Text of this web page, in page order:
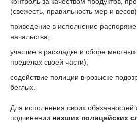
(свежесть, правильность мер и
приведение в исполнение
начальства;
участие в раскладке и сборе
пределах своей части);
содействие полиции в розыске
беглых.
Для исполнения своих обязанностей
подчинении низших полицейских